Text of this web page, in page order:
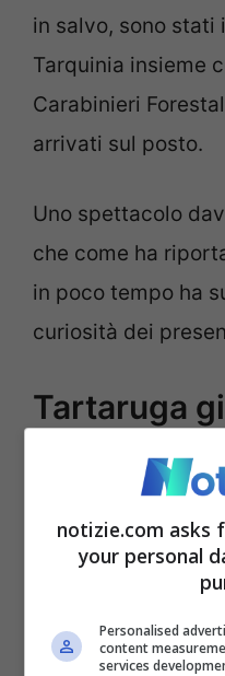
in salvo, sono stati
Tarquinia insieme
Carabinieri
arrivati sul posto.
Uno spettacolo
che come ha
in poco tempo ha
curiosità dei
Tartaruga
sulla
e portata in
notizie.com asks
your personal
Personalised
content
services